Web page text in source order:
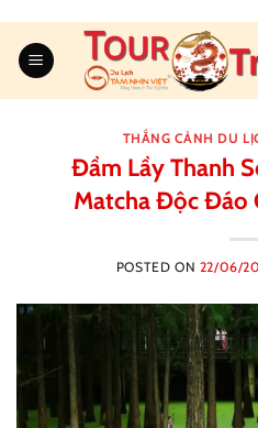
content
THẮNG CẢNH DU
Đầm Lầy Thanh
Matcha Độc Đáo
POSTED ON 22/06/